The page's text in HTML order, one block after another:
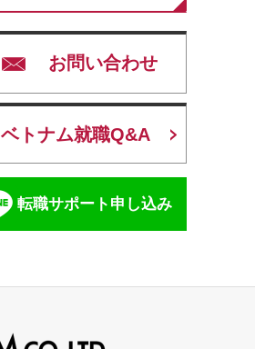
お問い合わせ
ベトナム就職Q&A
転職サポート申し込み